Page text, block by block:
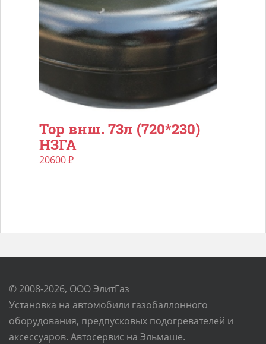
Тор внш. 73л (720*230)
НЗГА
20600₽
© 2008-2026, ООО ЭлитГаз
Установка на автомобили газобаллонного
оборудования, предпусковых подогревателей и
аксессуаров. Автосервис на Эльмаше.